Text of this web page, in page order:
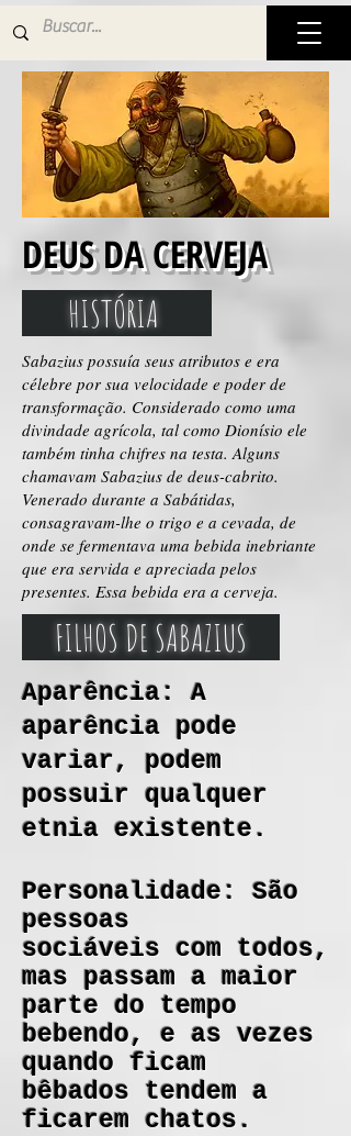
DEUS DA CERVEJA
HISTÓRIA
Sabazius possuía seus atributos e era
célebre por sua velocidade e poder de
transformação. Considerado como uma
divindade agrícola, tal como Dionísio ele
também tinha chifres na testa. Alguns
chamavam Sabazius de deus-cabrito.
Venerado durante a Sabátidas,
consagravam-lhe o trigo e a cevada, de
onde se fermentava uma bebida inebriante
que era servida e apreciada pelos
presentes. Essa bebida era a cerveja.
FILHOS DE SABAZIUS
Aparência: A
aparência pode
variar, podem
possuir qualquer
etnia existente.
Personalidade: São
pessoas
sociáveis com todos,
mas passam a maior
parte do tempo
bebendo, e as vezes
quando ficam
bêbados tendem a
ficarem chatos.